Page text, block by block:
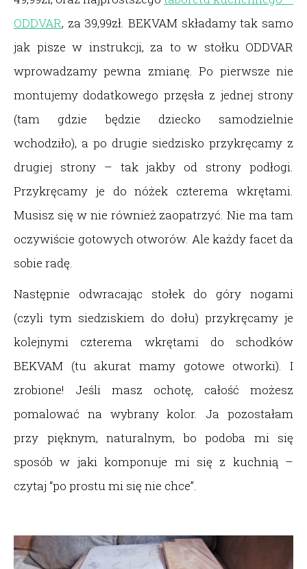
ODDVAR, za 39,99zł. BEKVAM składamy tak samo
jak pisze w instrukcji, za to w stołku ODDVAR
wprowadzamy pewna zmianę. Po pierwsze nie
montujemy dodatkowego przęsła z jednej strony
(tam gdzie będzie dziecko samodzielnie
wchodziło), a po drugie siedzisko przykręcamy z
drugiej strony – tak jakby od strony podłogi.
Przykręcamy je do nóżek czterema wkrętami.
Musisz się w nie również zaopatrzyć. Nie ma tam
oczywiście gotowych otworów. Ale każdy facet da
sobie radę.
Następnie odwracając stołek do góry nogami
(czyli tym siedziskiem do dołu) przykręcamy je
kolejnymi czterema wkrętami do schodków
BEKVAM (tu akurat mamy gotowe otworki). I
zrobione! Jeśli masz ochotę, całość możesz
pomalować na wybrany kolor. Ja pozostałam
przy pięknym, naturalnym, bo podoba mi się
sposób w jaki komponuje mi się z kuchnią –
czytaj “po prostu mi się nie chce”.